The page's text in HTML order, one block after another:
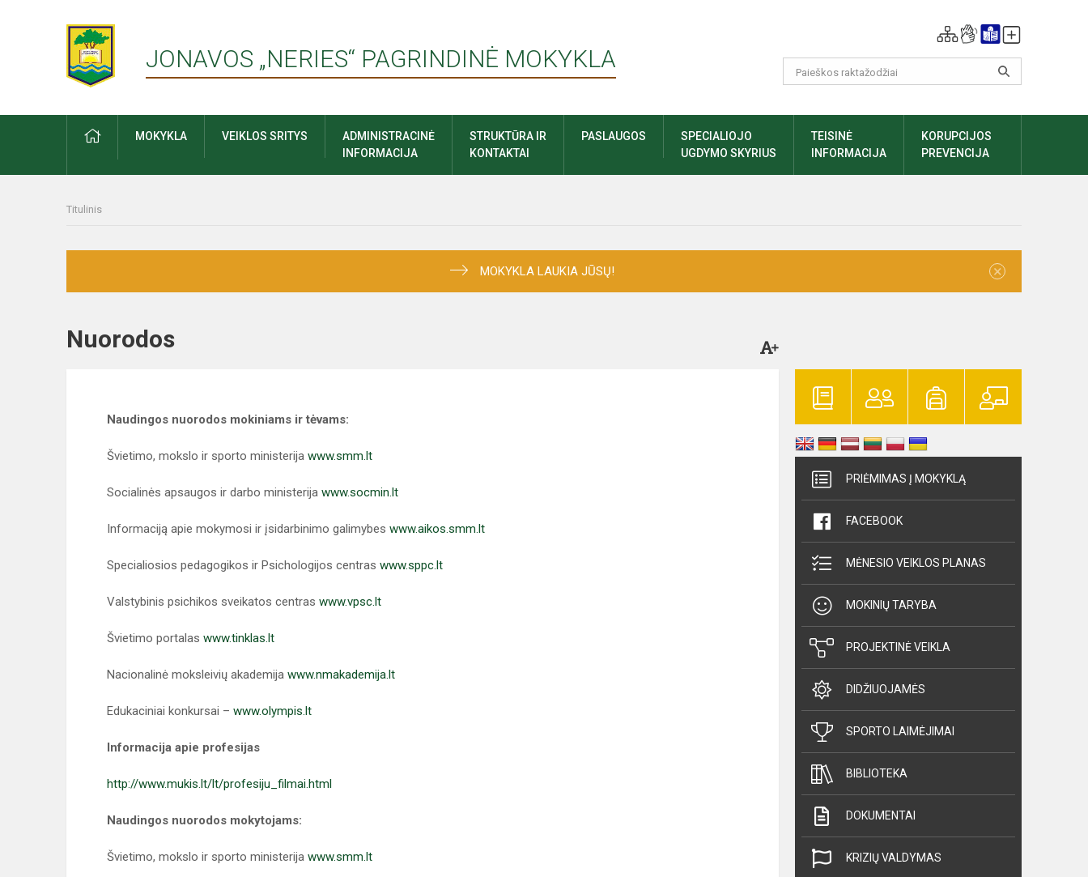
JONAVOS „NERIES“ PAGRINDINĖ MOKYKLA
PRADŽIAMOKYKLA VEIKLOS SRITYS
ADMINISTRACINĖ
INFORMACIJA
STRUKTŪRA IR
KONTAKTAI
PASLAUGOS
SPECIALIOJO
UGDYMO SKYRIUS
TEISINĖ
INFORMACIJA
KORUPCIJOS
PREVENCIJA
Titulinis
MOKYKLA LAUKIA JŪSŲ! ×
Nuorodos
Naudingos nuorodos mokiniams ir tėvams:
Švietimo, mokslo ir sporto ministerija www.smm.lt
Socialinės apsaugos ir darbo ministerija www.socmin.lt
Informaciją apie mokymosi ir įsidarbinimo galimybes www.aikos.smm.lt
Specialiosios pedagogikos ir Psichologijos centras www.sppc.lt
Valstybinis psichikos sveikatos centras www.vpsc.lt
Švietimo portalas www.tinklas.lt
Nacionalinė moksleivių akademija www.nmakademija.lt
Edukaciniai konkursai – www.olympis.lt
Informacija apie profesijas
http://www.mukis.lt/lt/profesiju_filmai.html
Naudingos nuorodos mokytojams:
Švietimo, mokslo ir sporto ministerija www.smm.lt
PRIĖMIMAS Į MOKYKLĄ
FACEBOOK
MĖNESIO VEIKLOS PLANAS
MOKINIŲ TARYBA
PROJEKTINĖ VEIKLA
DIDŽIUOJAMĖS
SPORTO LAIMĖJIMAI
BIBLIOTEKA
DOKUMENTAI
KRIZIŲ VALDYMAS